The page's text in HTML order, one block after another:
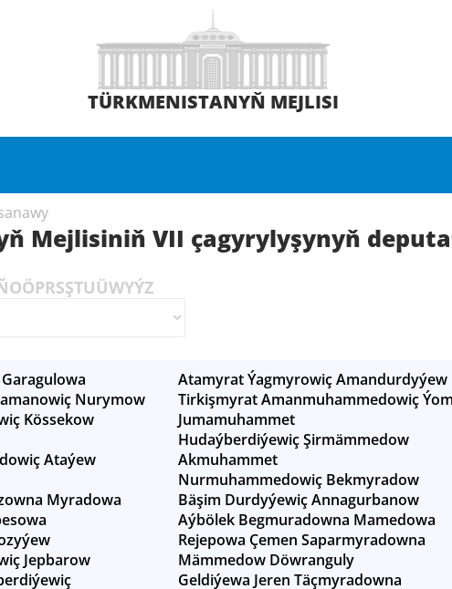
TÜRKMENISTANYŇ MEJLISI
Mejlisiniň VII çagyrylyşynyň
OÖPRSŞTUÜWYÝZ
Atamyrat Ýagmyrowiç Amandurdyýew
Nurymow
Tirkişmyrat Amanmuhammedowiç
Kössekow
Jumamuhammet
Hudaýberdiýewiç Şirmämmedow
Ataýew
Akmuhammet
Nurmuhammedowiç Bekmyradow
Myradowa
Bäşim Durdyýewiç Annagurbanow
Aýbölek Begmuradowna Mamedowa
Rejepowa Çemen Saparmyradowna
Jepbarow
Mämmedow Döwranguly
Geldiýewa Jeren Täçmyradowna